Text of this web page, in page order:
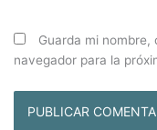
Guarda mi
navegador para la